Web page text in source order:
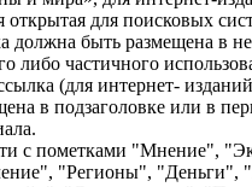
открытая для поисковых
должна быть размещена в
либо частичного
(для интернет-
в подзаголовке или в
с пометками "Мнение",
"Регионы", "Деньги",